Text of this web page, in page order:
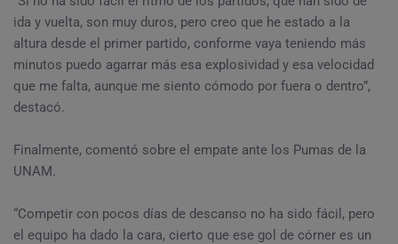
ida y vuelta, son muy duros, pero creo que he estado a la
altura desde el primer partido, conforme vaya teniendo más
minutos puedo agarrar más esa explosividad y esa velocidad
que me falta, aunque me siento cómodo por fuera o dentro”,
destacó.
Finalmente, comentó sobre el empate ante los Pumas de la
UNAM.
“Competir con pocos días de descanso no ha sido fácil, pero
el equipo ha dado la cara, cierto que ese gol de córner es un